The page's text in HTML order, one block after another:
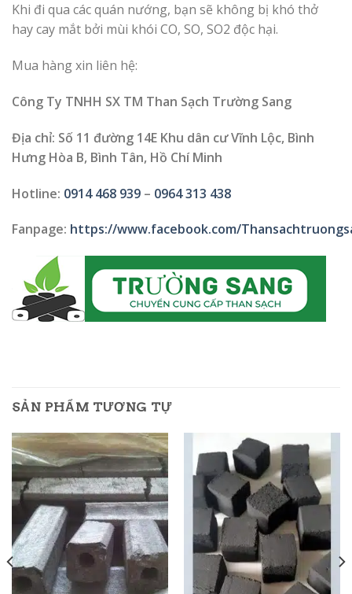
Khi đi qua các quán nướng, bạn sẽ không bị khó thở
hay cay mắt bởi mùi khói CO, SO, SO2 độc hại.
Mua hàng xin liên hệ:
Công Ty TNHH SX TM Than Sạch Trường Sang
Địa chỉ: Số 11 đường 14E Khu dân cư Vĩnh Lộc, Bình
Hưng Hòa B, Bình Tân, Hồ Chí Minh
Hotline: 0914 468 939 – 0964 313 438
Fanpage: https://www.facebook.com/
SẢN PHẨM TƯƠNG TỰ